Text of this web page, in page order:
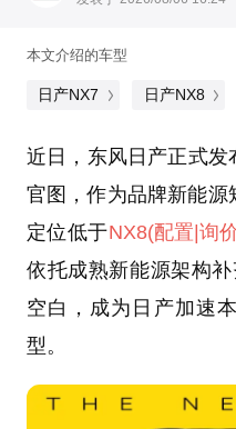
本文介绍的车型
日产NX7 日产NX8
近日，东风日产正式
官图，作为品牌新能
定位低于NX8(配置|询
依托成熟新能源架构
空白，成为日产加速
型。